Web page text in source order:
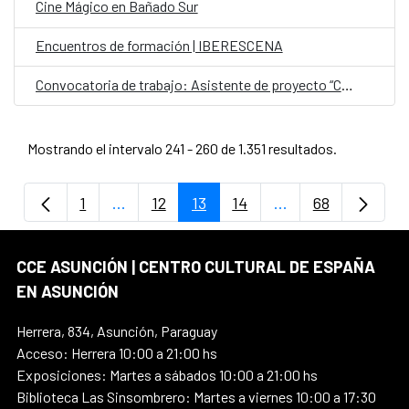
Cine Mágico en Bañado Sur
Encuentros de formación | IBERESCENA
Mostrando el intervalo 241 - 260 de 1.351 resultados.
Página
1 ...Páginas intermedias Use TAB para
Página
12 Página
13 Página
14 ...PáginasPágina
68
CCE ASUNCIÓN | CENTRO CULTURAL DE ESPAÑA
EN ASUNCIÓN
Herrera, 834, Asunción, Paraguay
Acceso: Herrera 10:00 a 21:00 hs
Exposiciones: Martes a sábados 10:00 a 21:00 hs
Biblioteca Las Sinsombrero: Martes a viernes 10:00 a 17:30